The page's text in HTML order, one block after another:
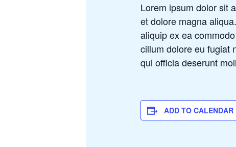
Lorem ipsum dolor sit
et dolore magna
aliquip ex ea
cillum dolore eu fugiat
qui officia deserunt
ADD TO CALENDAR